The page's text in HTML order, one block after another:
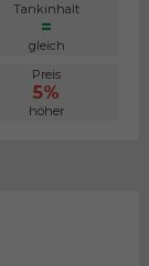
Tankinhalt
=
gleich
Preis
5%
höher